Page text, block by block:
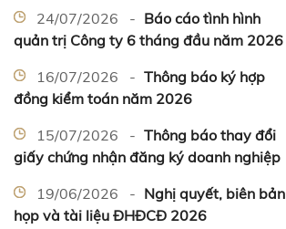
24/07/2026 - Báo cáo tình hình
quản trị Công ty 6 tháng đầu năm 2026
16/07/2026 - Thông báo ký hợp
đồng kiểm toán năm 2026
15/07/2026 - Thông báo thay đổi
giấy chứng nhận đăng ký doanh nghiệp
19/06/2026 - Nghị quyết, biên bản
họp và tài liệu ĐHĐCĐ 2026